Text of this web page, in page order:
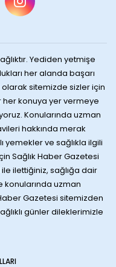
Yediden yetmişe
her alanda başarı
olarak sitemizde sizler için
konuya yer vermeye
Konularında uzman
hakkında merak
yemekler ve sağlıkla ilgili
Sağlık Haber Gazetesi
ilettiğiniz, sağlığa dair
konularında uzman
Gazetesi sitemizden
günler dileklerimizle